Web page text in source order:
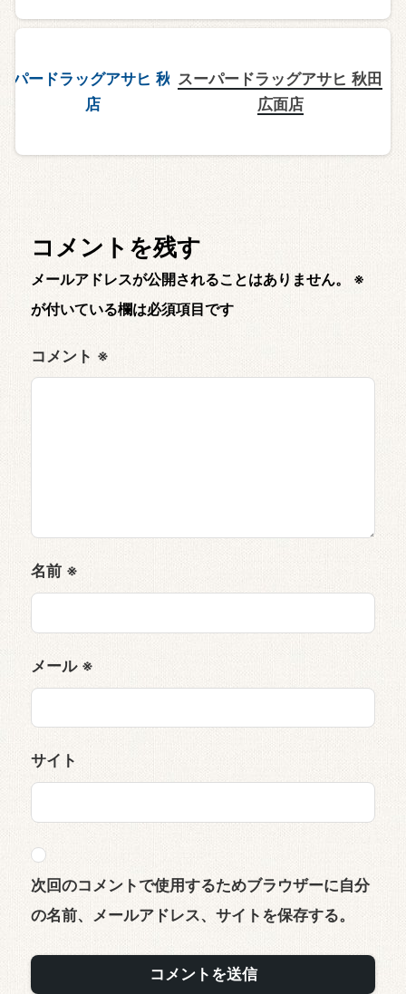
スーパードラッグアサヒ 秋田
広面店
コメントを残す
メールアドレスが公開されることはありません。
※
が付いている欄は必須項目です
コメント ※
名前 ※
メール ※
サイト
次回のコメントで使用するためブラウザーに自分
の名前、メールアドレス、サイトを保存する。